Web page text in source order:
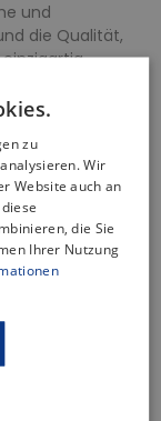
und
die Qualität,
Die dargestellte
im Set
Celsius
zu
Wir
Website auch an
die Sie
Ihrer Nutzung